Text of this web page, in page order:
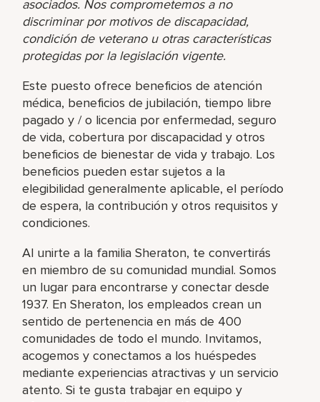
asociados. Nos comprometemos a no
discriminar por motivos de discapacidad,
condición de veterano u otras características
protegidas por la legislación vigente.
Este puesto ofrece beneficios de atención
médica, beneficios de jubilación, tiempo libre
pagado y / o licencia por enfermedad, seguro
de vida, cobertura por discapacidad y otros
beneficios de bienestar de vida y trabajo. Los
beneficios pueden estar sujetos a la
elegibilidad generalmente aplicable, el período
de espera, la contribución y otros requisitos y
condiciones.
Al unirte a la familia Sheraton, te convertirás
en miembro de su comunidad mundial. Somos
un lugar para encontrarse y conectar desde
1937. En Sheraton, los empleados crean un
sentido de pertenencia en más de 400
comunidades de todo el mundo. Invitamos,
acogemos y conectamos a los huéspedes
mediante experiencias atractivas y un servicio
atento. Si te gusta trabajar en equipo y